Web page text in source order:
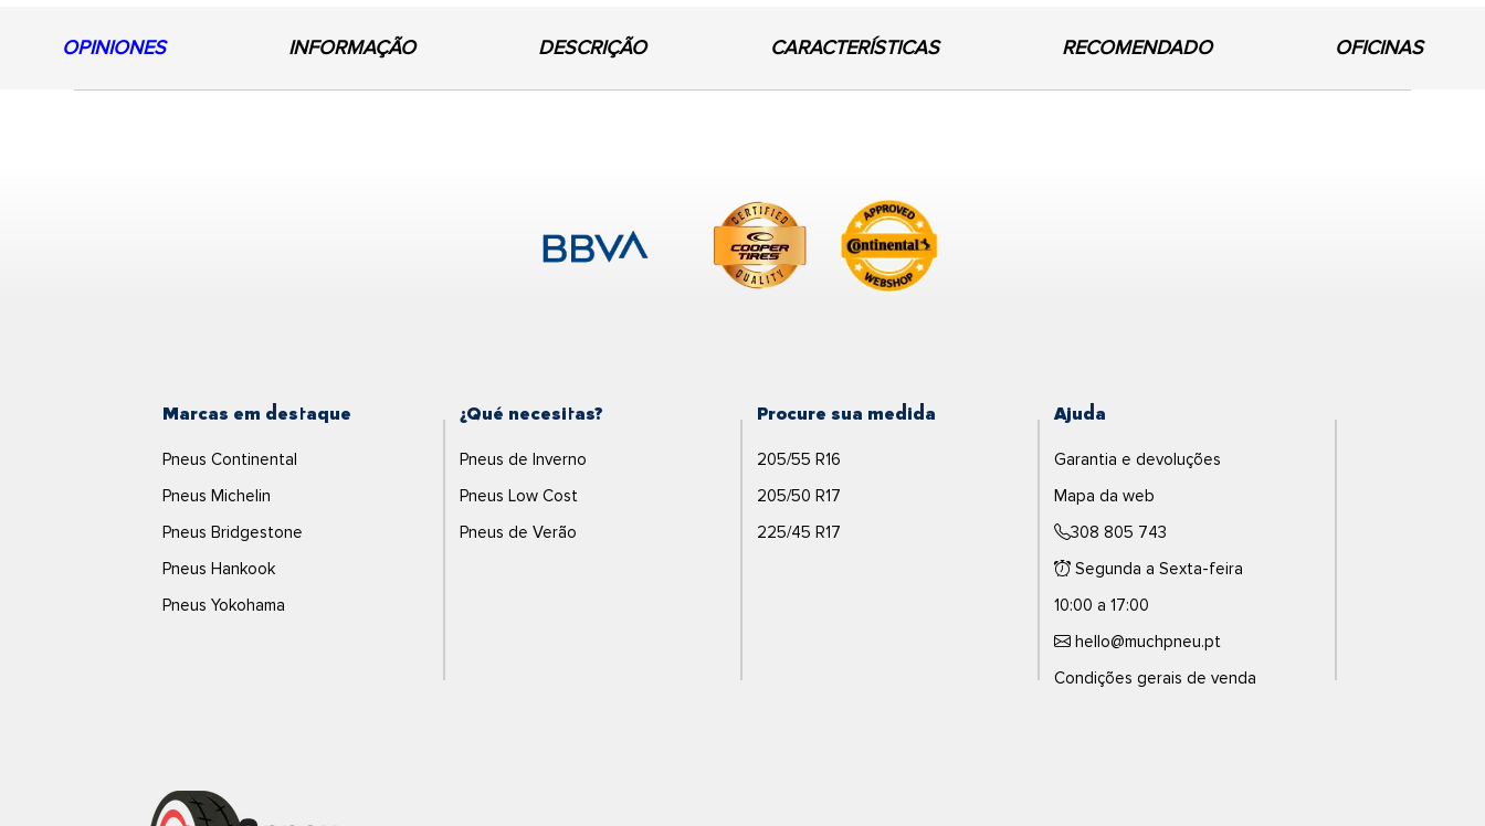
OPINIONES INFORMAÇÃO DESCRIÇÃO CARACTERÍSTICAS RECOMENDADO OFICINAS
Marcas em destaque
Pneus Continental
Pneus Michelin
Pneus Bridgestone
Pneus Hankook
Pneus Yokohama
¿Qué necesitas?
Pneus de Inverno
Pneus Low Cost
Pneus de Verão
Procure sua medida
205/55 R16
205/50 R17
225/45 R17
Ajuda
Garantia e devoluções
Mapa da web
308 805 743
Segunda a Sexta-feira
10:00 a 17:00
hello@muchpneu.pt
Condições gerais de venda